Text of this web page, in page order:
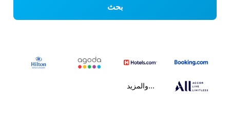
بحث
...والمزيد